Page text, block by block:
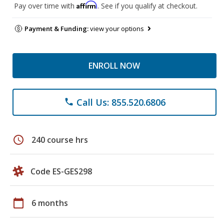
Pay over time with Affirm. See if you qualify at checkout.
Payment & Funding:view your options
ENROLL NOW
phone Call Us: 855.520.6806
schedule 240 course hrs
Code ES-GES298
calendar_today 6 months